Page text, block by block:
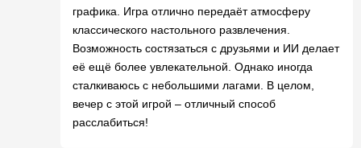
графика. Игра отлично передаёт атмосферу
классического настольного развлечения.
Возможность состязаться с друзьями и ИИ делает
её ещё более увлекательной. Однако иногда
сталкиваюсь с небольшими лагами. В целом,
вечер с этой игрой – отличный способ
расслабиться!